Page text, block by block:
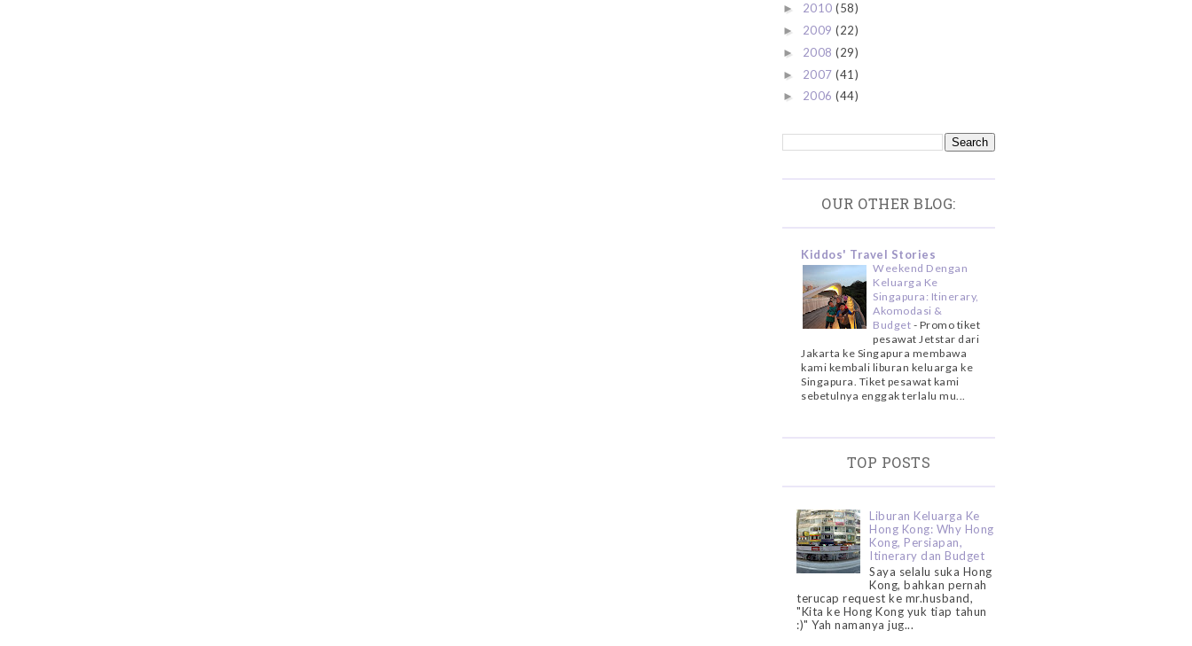
► 2010 (58)
► 2009 (22)
► 2008 (29)
► 2007 (41)
► 2006 (44)
OUR OTHER BLOG:
Kiddos' Travel Stories
Weekend Dengan
Keluarga Ke
Singapura: Itinerary,
Akomodasi &
Budget - Promo tiket
pesawat Jetstar dari
Jakarta ke Singapura membawa
kami kembali liburan keluarga ke
Singapura. Tiket pesawat kami
sebetulnya enggak terlalu mu...
TOP POSTS
Liburan Keluarga Ke
Hong Kong: Why Hong
Kong, Persiapan,
Itinerary dan Budget
Saya selalu suka Hong
Kong, bahkan pernah
terucap request ke mr.husband,
"Kita ke Hong Kong yuk tiap tahun
:)" Yah namanya jug...